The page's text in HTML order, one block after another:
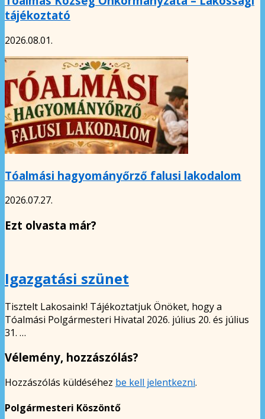
tájékoztató
2026.08.01.
Tóalmási hagyományőrző falusi lakodalom
2026.07.27.
Ezt olvasta már?
Igazgatási szünet
Tisztelt Lakosaink! Tájékoztatjuk Önöket, hogy a
Tóalmási Polgármesteri Hivatal 2026. július 20. és július
31. …
Vélemény, hozzászólás?
Hozzászólás küldéséhez be kell jelentkezni.
Polgármesteri Köszöntő